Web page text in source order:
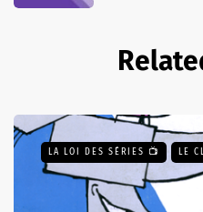
LA LOI DES SÉRIES 📺 LE